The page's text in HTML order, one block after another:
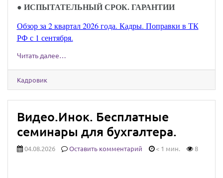
● ИСПЫТАТЕЛЬНЫЙ СРОК. ГАРАНТИИ
Обзор за 2 квартал 2026 года. Кадры. Поправки в ТК
РФ с 1 сентября.
Читать далее…
Кадровик
Видео.Инок. Бесплатные
семинары для бухгалтера.
04.08.2026 Оставить комментарий < 1 мин. 8